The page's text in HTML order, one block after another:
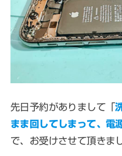
先日予約がありまして「
まま回してしまって、電
で、お受けさせて頂きま